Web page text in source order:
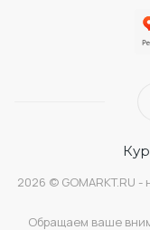
2026 © GOMARKT.RU
Обращаем ваше